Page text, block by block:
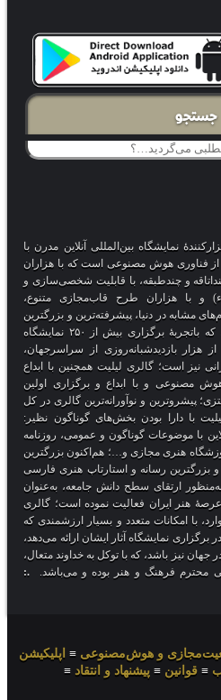
جستجو
نمایشگاه بین‌المللی آنلاین مدرن با
از فناوری هوش مصنوعی است که با هزاران
و چندطبقه، با قابلیت شخصی‌سازی و
و با هزاران طرح قاب‌مجازی متنوع،
مشابه در دنیا، پیشرفته‌ترین و بزرگترین
گالری آنلاین در کل جهان می‌باشد، که باتجربهٔ برگزاری بیش از ۲۵۰ نمایشگاه
هزار بازدیدشبانه‌روزی از سراسرجهان،
نیز است؛ گالری لیلیت همچنین با ابداع
مصنوعی و با ابداع و برگزاری اولین
پیشروترین و نوآورانه‌ترین گالری در کل
با دارا بودن بخش‌های گوناگون نظیر:
با موضوعات گوناگون و عمومی، روزنامه
هنری مجازی و…؛ هم‌اکنون بزرگترین
و بزرگترین رسانه و استارتاپ هنری فارسی
ارتقای سطح دانش جامعه، به‌عنوان
هنر ایران فعالیت نموده است؛ گالری
با امکانات متعدد و بسیار ارزشمندی که
نمایشگاه آثار ایشان ارائه می‌دهد،
جهان نیز باشد، که با توکل به خداوند متعال،
محترم فرهنگ و هنر بوده و می‌باشد. .:
و هوش‌مصنوعی ≡ اپلیکیشن
≡ قوانین ≡ پیشنهاد و انتقاد ≡